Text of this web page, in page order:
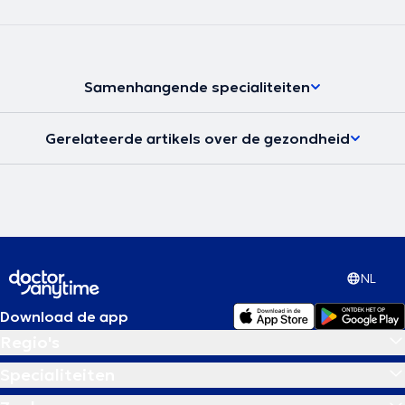
Samenhangende specialiteiten
Gerelateerde artikels over de gezondheid
NL
Download de app